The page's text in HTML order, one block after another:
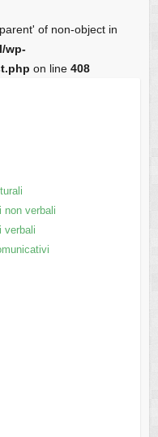
of non-object in
wp-
on line 408
non verbali
verbali